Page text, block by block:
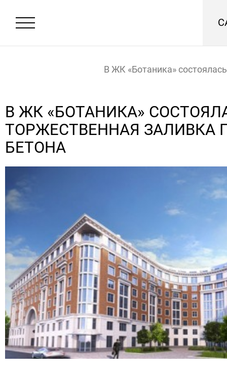
Главная Новости
В ЖК «Ботаника» состоялась
бетона
В ЖК «БОТАНИКА»
ТОРЖЕСТВЕННАЯ ЗАЛИВКА
БЕТОНА